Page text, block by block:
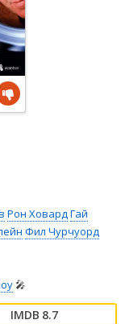
Рон ХовардГай
Фил Чурчуорд
🎤
8.7